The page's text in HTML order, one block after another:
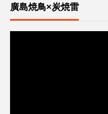
廣島焼鳥×炭焼雷